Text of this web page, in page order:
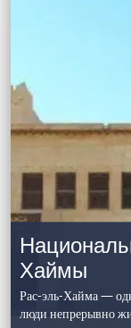
Хаймы
Рас-эль-Хайма —
люди непрерывно